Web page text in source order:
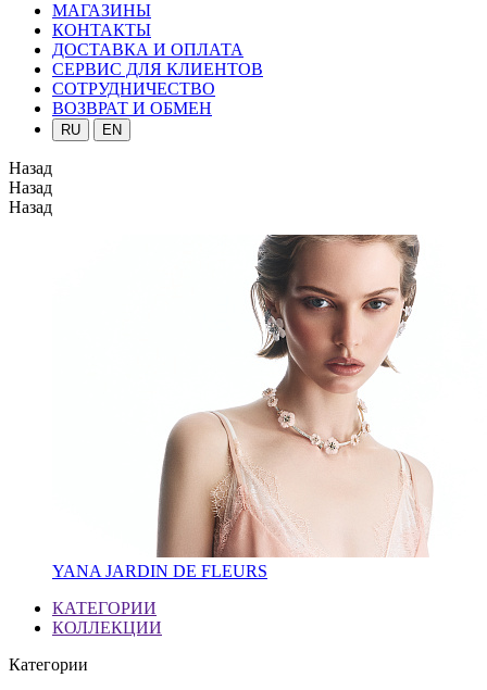
МАГАЗИНЫ
КОНТАКТЫ
ДОСТАВКА И ОПЛАТА
СЕРВИС ДЛЯ КЛИЕНТОВ
СОТРУДНИЧЕСТВО
ВОЗВРАТ И ОБМЕН
RU EN
Назад
Назад
Назад
YANA JARDIN DE FLEURS
КАТЕГОРИИ
КОЛЛЕКЦИИ
Категории